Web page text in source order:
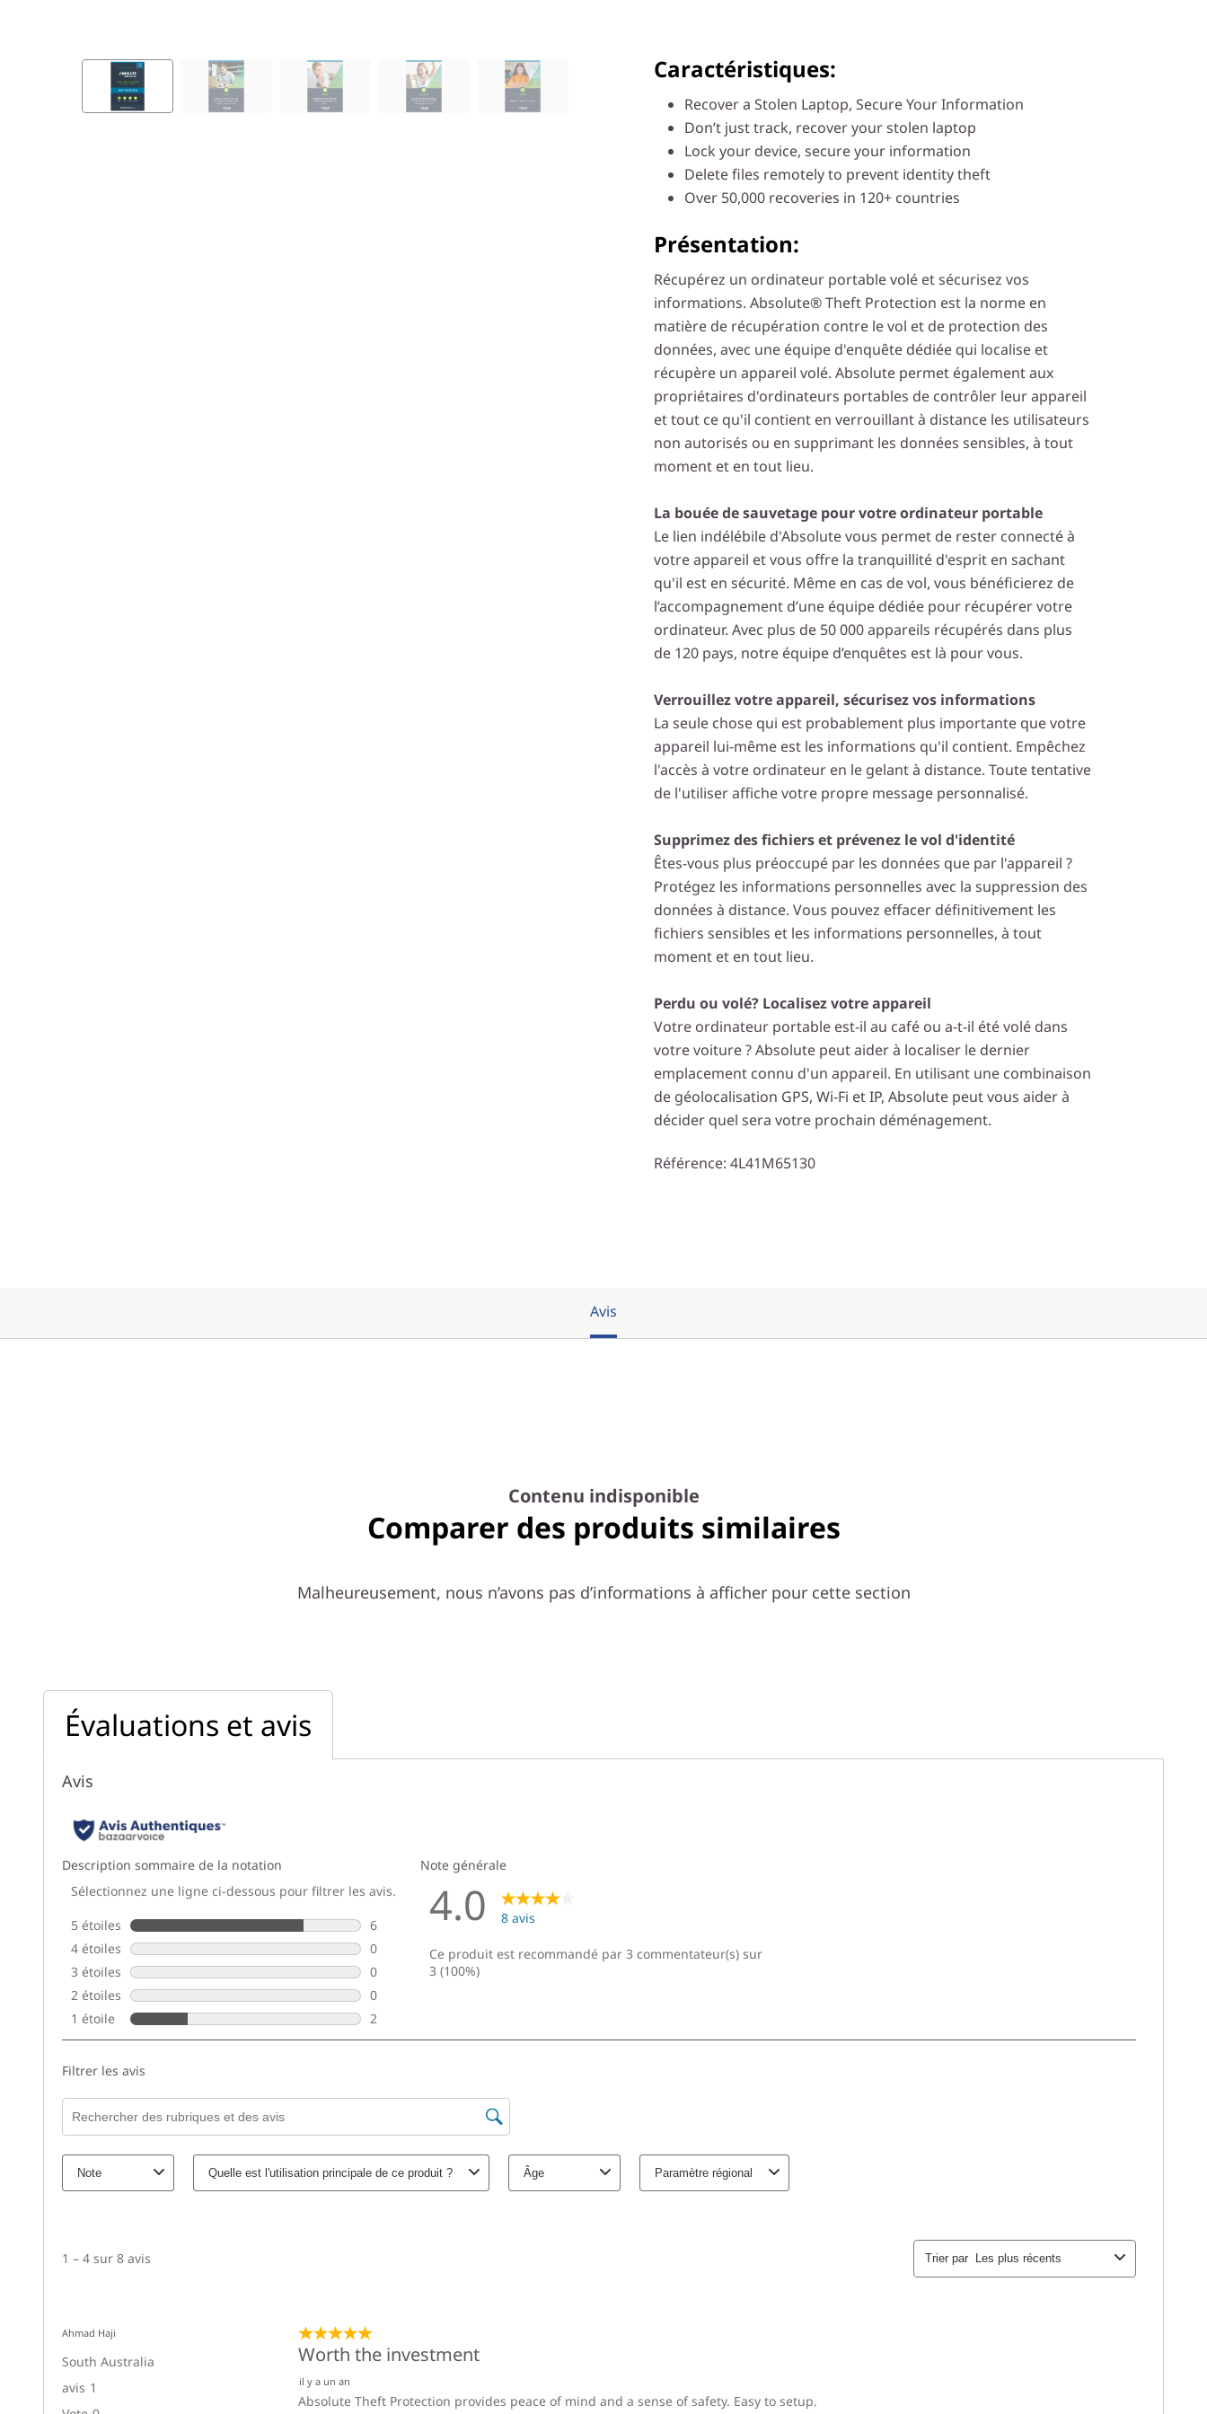
Caractéristiques:
Recover a Stolen Laptop, Secure Your Information
Don’t just track, recover your stolen laptop
Lock your device, secure your information
Delete files remotely to prevent identity theft
Over 50,000 recoveries in 120+ countries
Présentation:
Récupérez un ordinateur portable volé et sécurisez vos
informations. Absolute® Theft Protection est la norme en
matière de récupération contre le vol et de protection des
données, avec une équipe d'enquête dédiée qui localise et
récupère un appareil volé. Absolute permet également aux
propriétaires d'ordinateurs portables de contrôler leur appareil
et tout ce qu'il contient en verrouillant à distance les utilisateurs
non autorisés ou en supprimant les données sensibles, à tout
moment et en tout lieu.
La bouée de sauvetage pour votre ordinateur portable
Le lien indélébile d'Absolute vous permet de rester connecté à
votre appareil et vous offre la tranquillité d'esprit en sachant
qu'il est en sécurité. Même en cas de vol, vous bénéficierez de
l’accompagnement d’une équipe dédiée pour récupérer votre
ordinateur. Avec plus de 50 000 appareils récupérés dans plus
de 120 pays, notre équipe d’enquêtes est là pour vous.
Verrouillez votre appareil, sécurisez vos informations
La seule chose qui est probablement plus importante que votre
appareil lui-même est les informations qu'il contient. Empêchez
l'accès à votre ordinateur en le gelant à distance. Toute tentative
de l'utiliser affiche votre propre message personnalisé.
Supprimez des fichiers et prévenez le vol d'identité
Êtes-vous plus préoccupé par les données que par l'appareil ?
Protégez les informations personnelles avec la suppression des
données à distance. Vous pouvez effacer définitivement les
fichiers sensibles et les informations personnelles, à tout
moment et en tout lieu.
Perdu ou volé? Localisez votre appareil
Votre ordinateur portable est-il au café ou a-t-il été volé dans
votre voiture ? Absolute peut aider à localiser le dernier
emplacement connu d'un appareil. En utilisant une combinaison
de géolocalisation GPS, Wi-Fi et IP, Absolute peut vous aider à
décider quel sera votre prochain déménagement.
Référence: 4L41M65130
Avis
Contenu indisponible
Comparer des produits similaires
Malheureusement, nous n’avons pas d’informations à afficher pour cette section
Évaluations et avis